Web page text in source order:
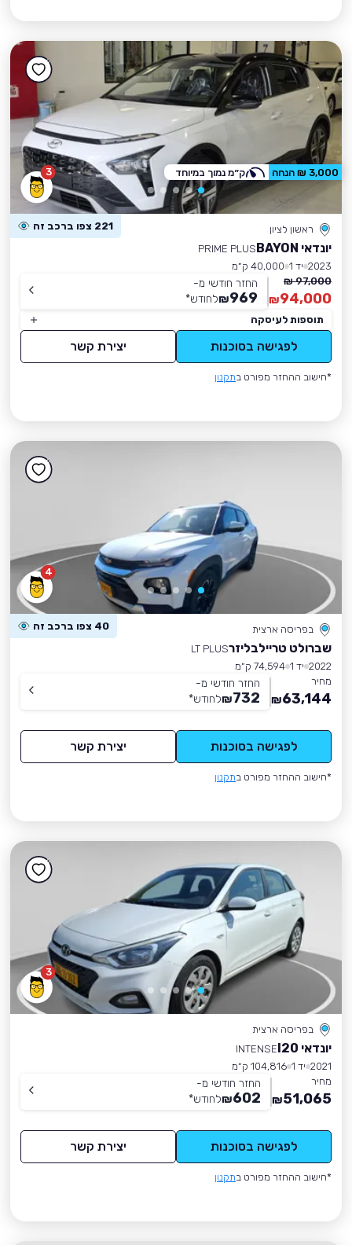
3
ראשון לציון 221 צפו ברכב זה
יונדאי BAYON
PRIME PLUS
2023 יד 1
40,000 ק״מ
97,000 ₪
94,000
₪
החזר חודשי מ-
969
₪לחודש*
תוספות לעיסקה
לפגישה בסוכנות יצירת קשר
*חישוב ההחזר מפורט בתקנון
3,000 ₪ הנחה ק״מ נמוך במיוחד
4
בפריסה ארצית 40 צפו ברכב זה
שברולט טריילבליזרLT PLUS
2022 יד 1
74,594 ק״מ
מחיר
63,144
₪
החזר חודשי מ-
732
₪לחודש*
לפגישה בסוכנות יצירת קשר
*חישוב ההחזר מפורט בתקנון
3
בפריסה ארצית
יונדאי I20
INTENSE
2021 יד 1
104,816 ק״מ
מחיר
51,065
₪
החזר חודשי מ-
602
₪לחודש*
לפגישה בסוכנות יצירת קשר
*חישוב ההחזר מפורט בתקנון